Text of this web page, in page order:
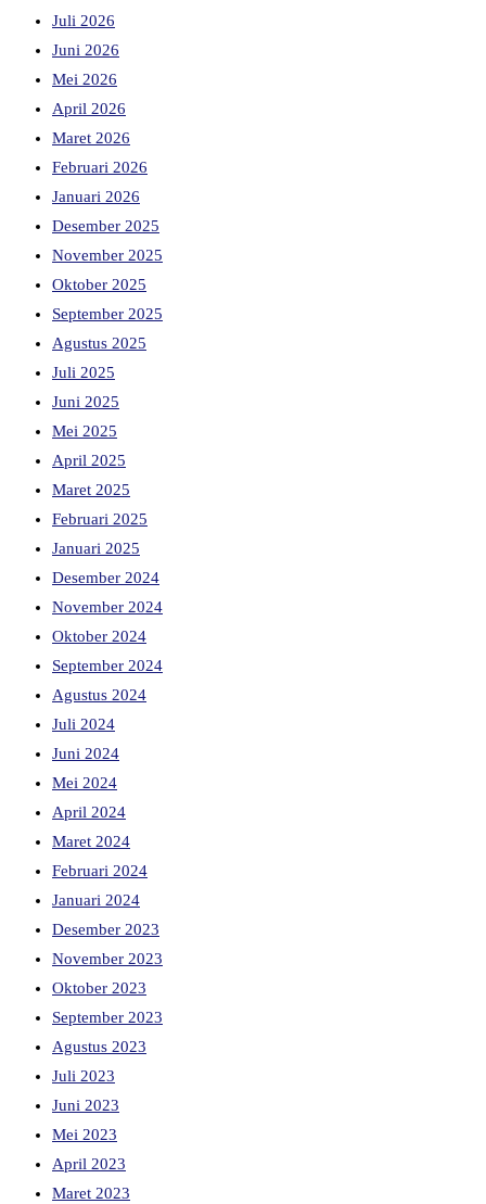
Juli 2026
Juni 2026
Mei 2026
April 2026
Maret 2026
Februari 2026
Januari 2026
Desember 2025
November 2025
Oktober 2025
September 2025
Agustus 2025
Juli 2025
Juni 2025
Mei 2025
April 2025
Maret 2025
Februari 2025
Januari 2025
Desember 2024
November 2024
Oktober 2024
September 2024
Agustus 2024
Juli 2024
Juni 2024
Mei 2024
April 2024
Maret 2024
Februari 2024
Januari 2024
Desember 2023
November 2023
Oktober 2023
September 2023
Agustus 2023
Juli 2023
Juni 2023
Mei 2023
April 2023
Maret 2023